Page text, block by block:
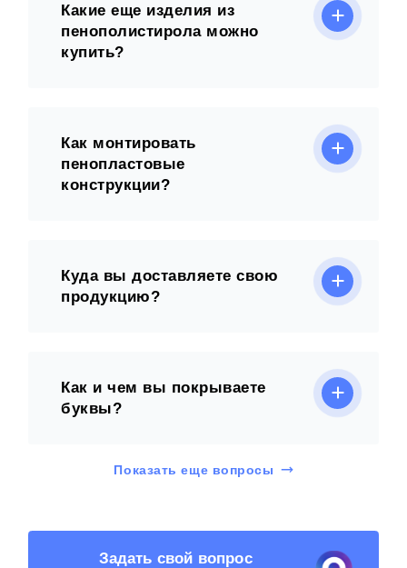
Какие еще изделия из
пенополистирола можно
купить?
Как монтировать
пенопластовые
конструкции?
Куда вы доставляете свою
продукцию?
Как и чем вы покрываете
буквы?
Показать еще вопросы
Задать свой вопрос